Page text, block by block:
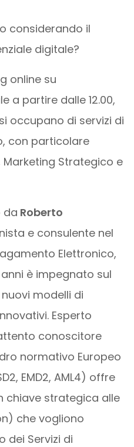
considerando il
digitale?
online su
a partire dalle 12.00,
occupano di servizi di
con particolare
Strategico e
da Roberto
e consulente nel
Elettronico,
è impegnato sul
modelli di
Esperto
conoscitore
normativo Europeo
EMD2, AML4) offre
chiave strategica alle
che vogliono
dei Servizi di